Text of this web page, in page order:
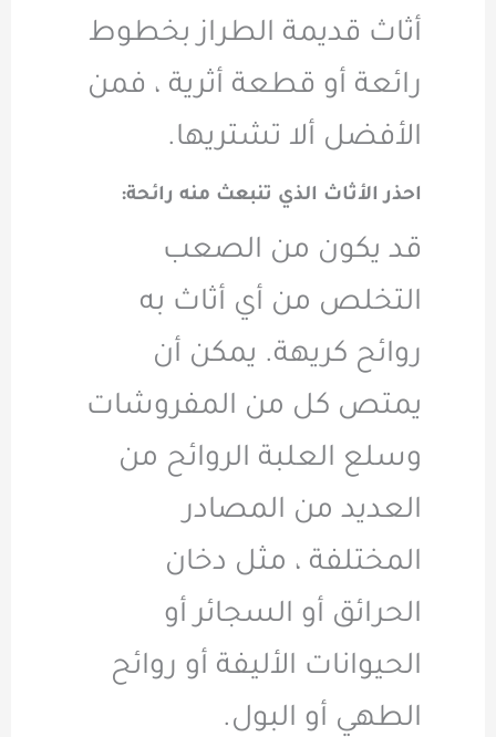
أثاث قديمة الطراز بخطوط
رائعة أو قطعة أثرية ، فمن
الأفضل ألا تشتريها.
احذر الأثاث الذي تنبعث منه رائحة:
قد يكون من الصعب
التخلص من أي أثاث به
روائح كريهة. يمكن أن
يمتص كل من المفروشات
وسلع العلبة الروائح من
العديد من المصادر
المختلفة ، مثل دخان
الحرائق أو السجائر أو
الحيوانات الأليفة أو روائح
الطهي أو البول.